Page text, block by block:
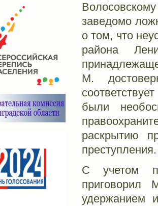
заведомо
о том, что
района
М.
были
раскрытию
преступления.
С учетом
удержанием